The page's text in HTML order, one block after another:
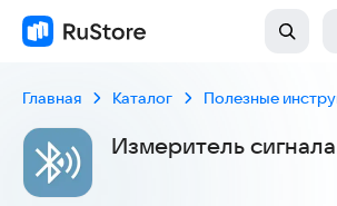
Главная Каталог Полезные
Измеритель